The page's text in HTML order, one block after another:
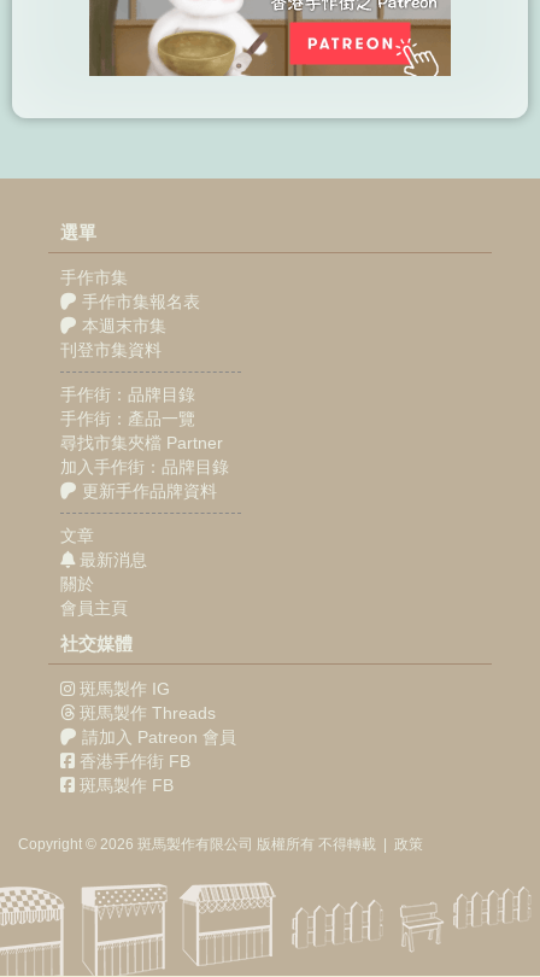
選單
手作市集
手作市集報名表
本週末市集
刊登市集資料
手作街：品牌目錄
手作街：產品一覽
尋找市集夾檔 Partner
加入手作街：品牌目錄
更新手作品牌資料
文章
最新消息
關於
會員主頁
社交媒體
斑馬製作 IG
斑馬製作 Threads
請加入 Patreon 會員
香港手作街 FB
斑馬製作 FB
Copyright © 2026 斑馬製作有限公司 版權所有 不得轉載 | 政策